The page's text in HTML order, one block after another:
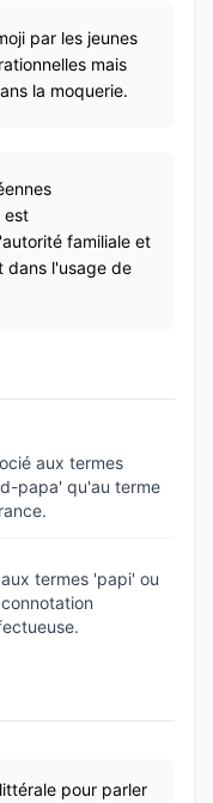
par les jeunes
mais
la moquerie.
est
familiale et
dans l'usage de
aux termes
papa' qu'au terme
termes 'papi' ou
pour parler